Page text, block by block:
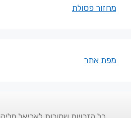
מחזור פסולת
מפת אתר